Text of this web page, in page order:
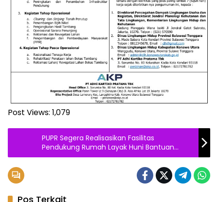
Post Views: 1,079
PUPR Segera Realisasikan Fasilitas
Pendukung Rumah Layak Huni Bantuan
Kemensos di Puuwatu
Pos Terkait